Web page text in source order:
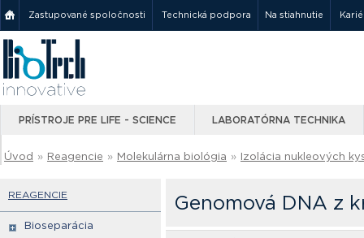
Zastupované spoločnosti Technická podpora Na stiahnutie
PRÍSTROJE PRE LIFE - SCIENCE LABORATÓRNA TECHNIKA
Úvod » Reagencie » Molekulárna biológia » Izolácia nukleových
REAGENCIE
Bioseparácia
Genomová DNA z